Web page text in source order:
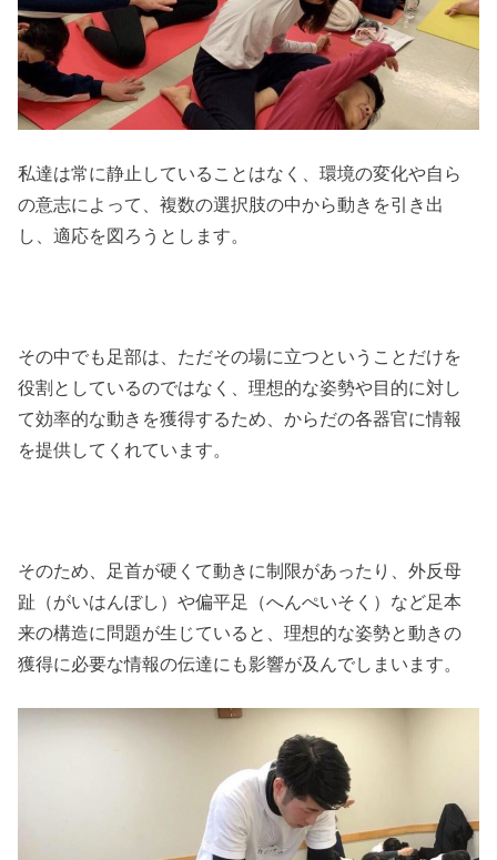
私達は常に静止していることはなく、環境の変化や自ら
の意志によって、複数の選択肢の中から動きを引き出
し、適応を図ろうとします。
その中でも足部は、ただその場に立つということだけを
役割としているのではなく、理想的な姿勢や目的に対し
て効率的な動きを獲得するため、からだの各器官に情報
を提供してくれています。
そのため、足首が硬くて動きに制限があったり、外反母
趾（がいはんぼし）や偏平足（へんぺいそく）など足本
来の構造に問題が生じていると、理想的な姿勢と動きの
獲得に必要な情報の伝達にも影響が及んでしまいます。